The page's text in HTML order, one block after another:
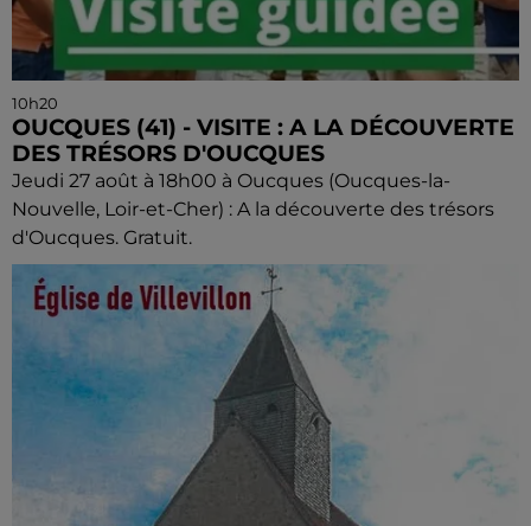
10h20
OUCQUES (41) - VISITE : A LA DÉCOUVERTE
DES TRÉSORS D'OUCQUES
Jeudi 27 août à 18h00 à Oucques (Oucques-la-
Nouvelle, Loir-et-Cher) : A la découverte des trésors
d'Oucques. Gratuit.